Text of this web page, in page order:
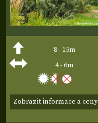
8 - 15m
4 - 6m
Zobrazit informace a ceny